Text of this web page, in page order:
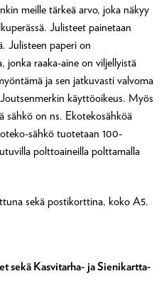
meille tärkeä arvo, joka näkyy
Julisteet painetaan
Julisteen paperi on
jonka raaka-aine on viljellyistä
ja sen jatkuvasti valvoma
käyttöoikeus. Myös
sähkö on ns. Ekotekosähköä
sähkö tuotetaan 100-
polttoaineilla polttamalla
sekä postikorttina, koko A5.
sekä Kasvitarha- ja Sienikartta-